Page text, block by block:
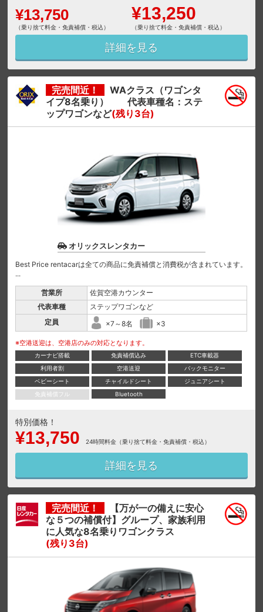
¥13,750
（乗り捨て料金・免責補償・税込）
¥13,250
（乗り捨て料金・免責補償・税込）
詳細を見る
完売間近！
WAクラス（ワゴンタ
イプ8名乗り） 代表車種名：ステ
ップワゴンなど(残り3台)
オリックスレンタカー
Best Price rentacarは全ての商品に免責補償と消費税が含まれています。
...
営業所
佐賀空港カウンター
代表車種
ステップワゴンなど
定員
×7～8名 ×3
※空港送迎は、空港店のみの対応となります。
カーナビ搭載 免責補償込み
ETC車載器
利用者割
空港送迎
バックモニター
ベビーシート
チャイルドシート
ジュニアシート
免責補償フル
Bluetooth
特別価格！
¥13,750 24時間料金（乗り捨て料金・免責補償・税込）
詳細を見る
完売間近！
【万が一の備えに安心
な５つの補償付】グループ、家族利用
に人気な8名乗りワゴンクラス
(残り3台)